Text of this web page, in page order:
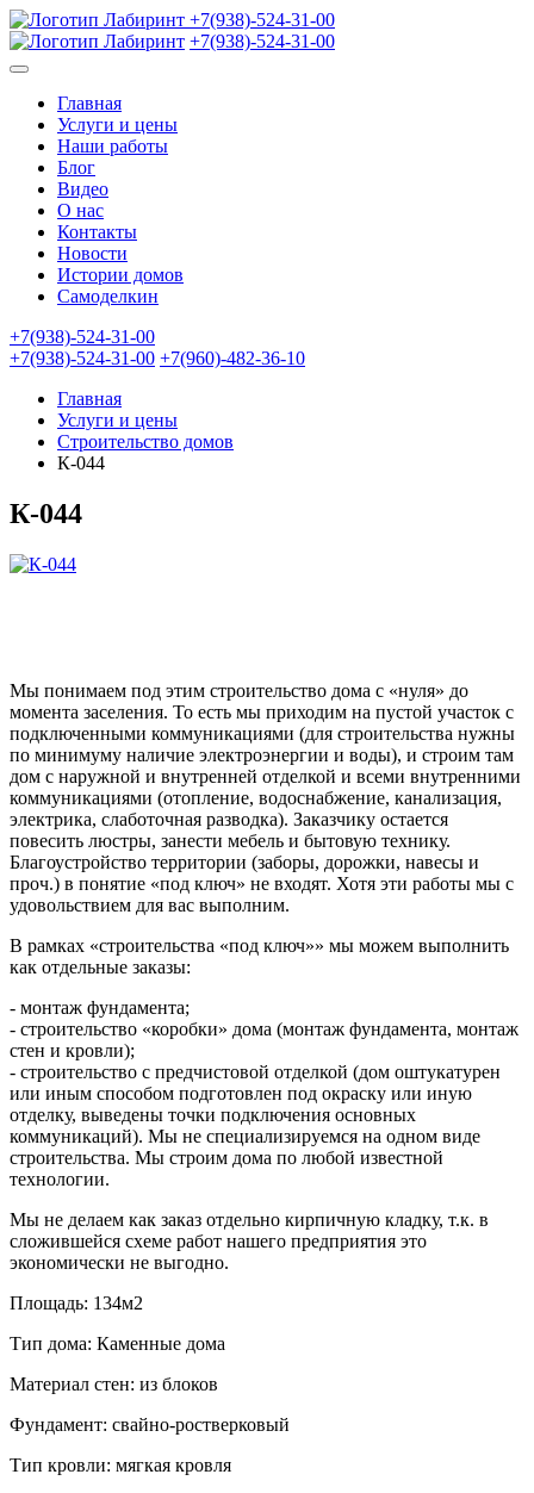
+7(938)-524-31-00
+7(938)-524-31-00
Главная
Услуги и цены
Наши работы
Блог
Видео
О нас
Контакты
Новости
Истории домов
Самоделкин
+7(938)-524-31-00
+7(938)-524-31-00 +7(960)-482-36-10
Главная
Услуги и цены
Строительство домов
К-044
К-044
Мы понимаем под этим строительство дома с «нуля» до
момента заселения. То есть мы приходим на пустой участок с
подключенными коммуникациями (для строительства нужны
по минимуму наличие электроэнергии и воды), и строим там
дом с наружной и внутренней отделкой и всеми внутренними
коммуникациями (отопление, водоснабжение, канализация,
электрика, слаботочная разводка). Заказчику остается
повесить люстры, занести мебель и бытовую технику.
Благоустройство территории (заборы, дорожки, навесы и
проч.) в понятие «под ключ» не входят. Хотя эти работы мы с
удовольствием для вас выполним.
В рамках «строительства «под ключ»» мы можем выполнить
как отдельные заказы:
- монтаж фундамента;
- строительство «коробки» дома (монтаж фундамента, монтаж
стен и кровли);
- строительство с предчистовой отделкой (дом оштукатурен
или иным способом подготовлен под окраску или иную
отделку, выведены точки подключения основных
коммуникаций). Мы не специализируемся на одном виде
строительства. Мы строим дома по любой известной
технологии.
Мы не делаем как заказ отдельно кирпичную кладку, т.к. в
сложившейся схеме работ нашего предприятия это
экономически не выгодно.
Площадь: 134м2
Тип дома: Каменные дома
Материал стен: из блоков
Фундамент: свайно-ростверковый
Тип кровли: мягкая кровля